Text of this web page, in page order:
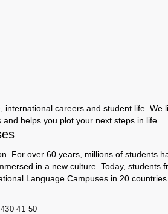
careers and student life. We
helps you plot your next steps in life.
For over 60 years, millions of students
in a new culture. Today, students
Language Campuses in 20
41 50